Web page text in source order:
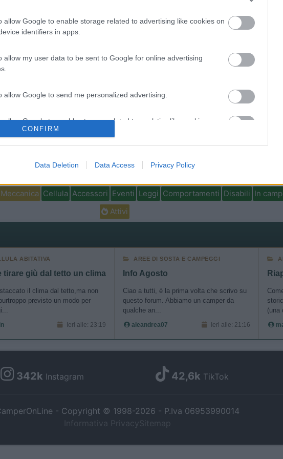
allow Google to enable storage related to advertising like cookies on
identifiers in apps.
allow my user data to be sent to Google for online advertising
allow Google to send me personalized advertising.
allow Google to enable storage related to analytics like cookies on
identifiers in apps.
allow Google to enable storage related to personalization.
allow Google to enable storage related to security, including
CONFIRM
Data Deletion Data Access Privacy Policy
la cifra da spendere e sui 25.000 euro scusami ma il clima in cellula si puo
Buone cose
Tour dell'Arco Alpino:
Meccanica Cellula Accessori Eventi Leggi Comportamenti Disabili In
Attivi
ABITATIVA
tirare giù dal tetto un clima
il clima dal tetto,ma non
previsto un modo per
Ieri alle: 23:19
AREE DI SOSTA E CAMPEGGI
Info Agosto
Ciao a tutti, è la prima volta che scrivo su
questo forum. Abbiamo un camper da
qualche an...
aleandrea07 Ieri alle: 21:16
(una
342k Instagram 42,6k TikTok
- Copyright © 1998-2026 - P.Iva 06953990014
Informativa Privacy Sitemap